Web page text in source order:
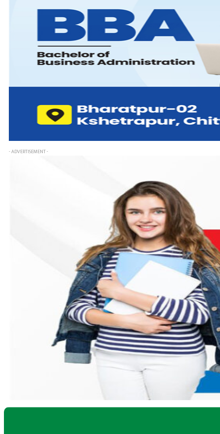
- ADVERTISEMENT -